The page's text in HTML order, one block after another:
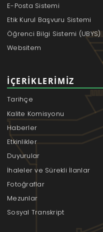
E-Posta Sistemi
Etik Kurul Başvuru Sistemi
Öğrenci Bilgi Sistemi (UBYS)
Websitem
İÇERIKLERIMIZ
Tarihçe
Kalite Komisyonu
Haberler
Etkinlikler
Duyurular
İhaleler ve Sürekli İlanlar
Fotoğraflar
Mezunlar
Sosyal Transkript